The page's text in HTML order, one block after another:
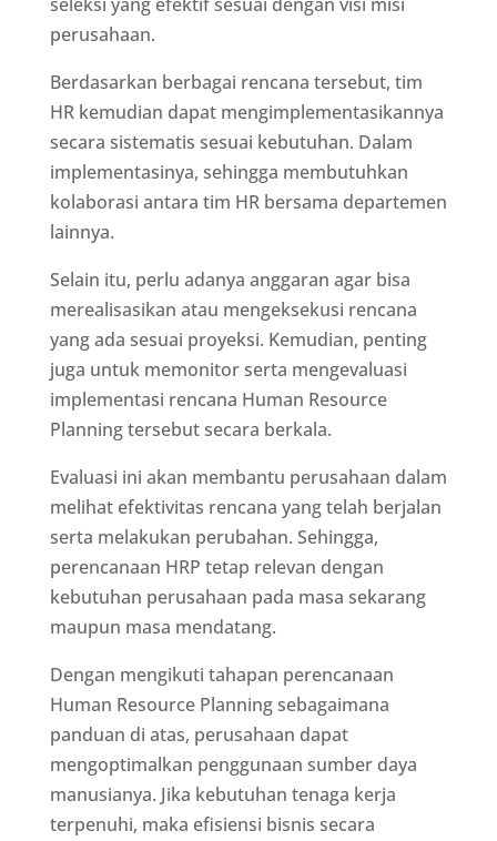
perusahaan.
Berdasarkan berbagai rencana tersebut, tim
HR kemudian dapat mengimplementasikannya
secara sistematis sesuai kebutuhan. Dalam
implementasinya, sehingga membutuhkan
kolaborasi antara tim HR bersama departemen
lainnya.
Selain itu, perlu adanya anggaran agar bisa
merealisasikan atau mengeksekusi rencana
yang ada sesuai proyeksi. Kemudian, penting
juga untuk memonitor serta mengevaluasi
implementasi rencana Human Resource
Planning tersebut secara berkala.
Evaluasi ini akan membantu perusahaan dalam
melihat efektivitas rencana yang telah berjalan
serta melakukan perubahan. Sehingga,
perencanaan HRP tetap relevan dengan
kebutuhan perusahaan pada masa sekarang
maupun masa mendatang.
Dengan mengikuti tahapan perencanaan
Human Resource Planning sebagaimana
panduan di atas, perusahaan dapat
mengoptimalkan penggunaan sumber daya
manusianya. Jika kebutuhan tenaga kerja
terpenuhi, maka efisiensi bisnis secara